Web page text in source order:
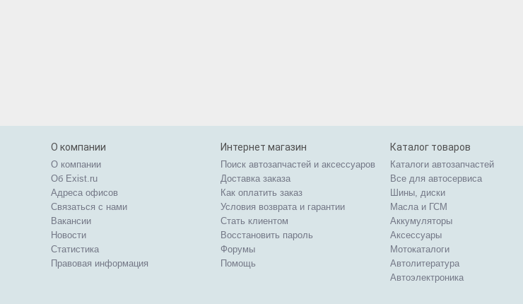
О компании
О компании
Об Exist.ru
Адреса офисов
Связаться с нами
Вакансии
Новости
Статистика
Правовая информация
Интернет магазин
Поиск автозапчастей и аксессуаров
Доставка заказа
Как оплатить заказ
Условия возврата и гарантии
Стать клиентом
Восстановить пароль
Форумы
Помощь
Каталог товаров
Каталоги автозапчастей
Все для автосервиса
Шины, диски
Масла и ГСМ
Аккумуляторы
Аксессуары
Мотокаталоги
Автолитература
Автоэлектроника